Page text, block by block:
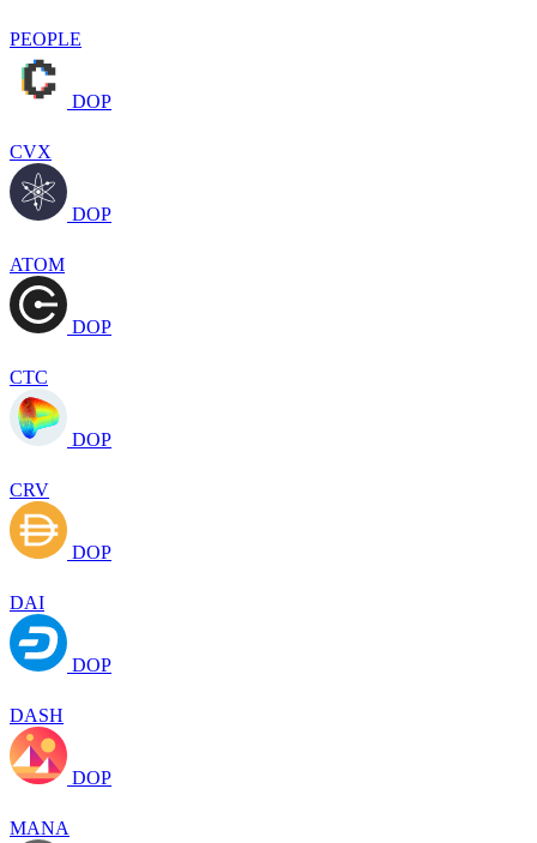
PEOPLE
DOP
CVX
DOP
ATOM
DOP
CTC
DOP
CRV
DOP
DAI
DOP
DASH
DOP
MANA